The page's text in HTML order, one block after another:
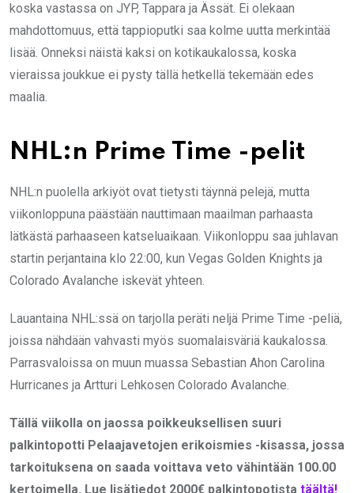
koska vastassa on JYP, Tappara ja Ässät. Ei olekaan
mahdottomuus, että tappioputki saa kolme uutta merkintää
lisää. Onneksi näistä kaksi on kotikaukalossa, koska
vieraissa joukkue ei pysty tällä hetkellä tekemään edes
maalia.
NHL:n Prime Time -pelit
NHL:n puolella arkiyöt ovat tietysti täynnä pelejä, mutta
viikonloppuna päästään nauttimaan maailman parhaasta
lätkästä parhaaseen katseluaikaan. Viikonloppu saa juhlavan
startin perjantaina klo 22:00, kun Vegas Golden Knights ja
Colorado Avalanche iskevät yhteen.
Lauantaina NHL:ssä on tarjolla peräti neljä Prime Time -peliä,
joissa nähdään vahvasti myös suomalaisväriä kaukalossa.
Parrasvaloissa on muun muassa Sebastian Ahon Carolina
Hurricanes ja Artturi Lehkosen Colorado Avalanche.
Tällä viikolla on jaossa poikkeuksellisen suuri
palkintopotti Pelaajavetojen erikoismies -kisassa, jossa
tarkoituksena on saada voittava veto vähintään 100.00
kertoimella. Lue lisätiedot 2000€ palkintopotista täältä!